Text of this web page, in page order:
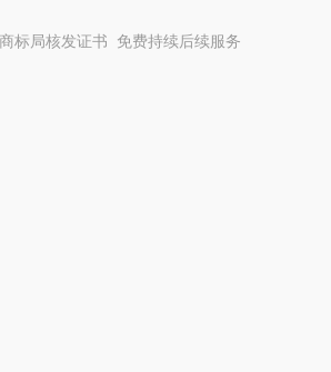
标局核发证书 免费持续后续服务